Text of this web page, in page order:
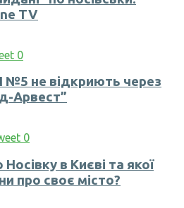
TV
0
№5 не відкриють через
Арвест”
0
в Києві та якої
про своє місто?